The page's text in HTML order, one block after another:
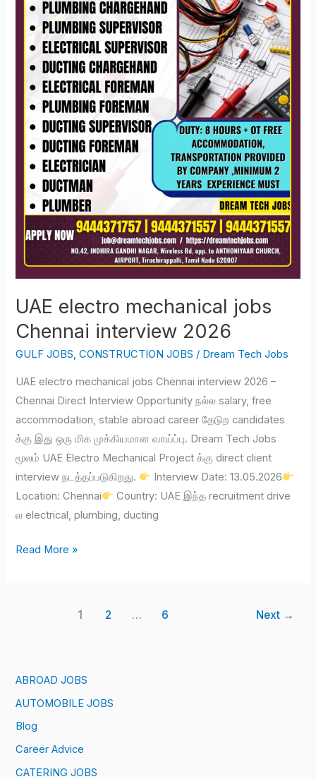
UAE electro mechanical jobs
Chennai interview 2026
GULF JOBS,CONSTRUCTION JOBS / Dream Tech Jobs
UAE electro mechanical jobs Chennai interview 2026 –
Chennai Direct Interview Opportunity நல்ல salary, free
accommodation, stable abroad career தேடுற candidates
க்கு இது ஒரு மிக முக்கியமான வாய்ப்பு. Dream Tech Jobs
மூலம் UAE Electro Mechanical Project க்கு direct client
interview நடத்தப்படுகிறது.
Interview Date: 13.05.2026
Location: Chennai
Country: UAE இந்த recruitment drive
ல electrical, plumbing, ducting
Read More »
1 2 … 6 Next →
ABROAD JOBS
AUTOMOBILE JOBS
Blog
Career Advice
CATERING JOBS